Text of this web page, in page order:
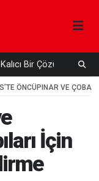
Bir Çözüm
3
ÖNCÜPINAR VE
İçin